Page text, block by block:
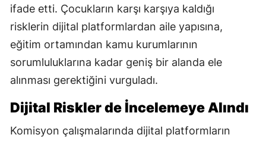
ifade etti. Çocukların karşı karşıya kaldığı
risklerin dijital platformlardan aile yapısına,
eğitim ortamından kamu kurumlarının
sorumluluklarına kadar geniş bir alanda ele
alınması gerektiğini vurguladı.
Dijital Riskler de İncelemeye Alındı
Komisyon çalışmalarında dijital platformların